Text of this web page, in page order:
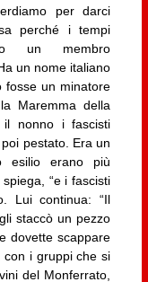
per darci
perché i tempi
un membro
un nome italiano
fosse un minatore
Maremma della
nonno i fascisti
pestato. Era un
esilio erano più
“e i fascisti
Lui continua: “Il
staccò un pezzo
dovette scappare
con i gruppi che si
del Monferrato,